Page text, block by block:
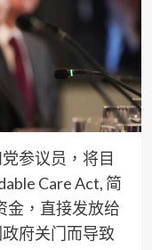
参议员，将目
Care Act, 简
金，直接发放给
府关门而导致